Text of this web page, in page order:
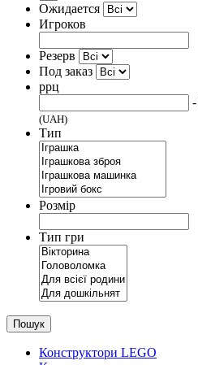
Ожидается
Игроков
Резерв
Под заказ
ррц
-
(UAH)
Тип
Розмір
Тип гри
Пошук
Конструктори LEGO